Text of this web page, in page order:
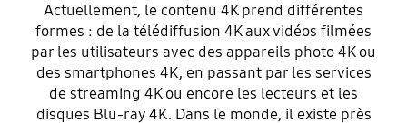
Actuellement, le contenu 4K prend différentes
formes : de la télédiffusion 4K aux vidéos filmées
par les utilisateurs avec des appareils photo 4K ou
des smartphones 4K, en passant par les services
de streaming 4K ou encore les lecteurs et les
disques Blu-ray 4K. Dans le monde, il existe près